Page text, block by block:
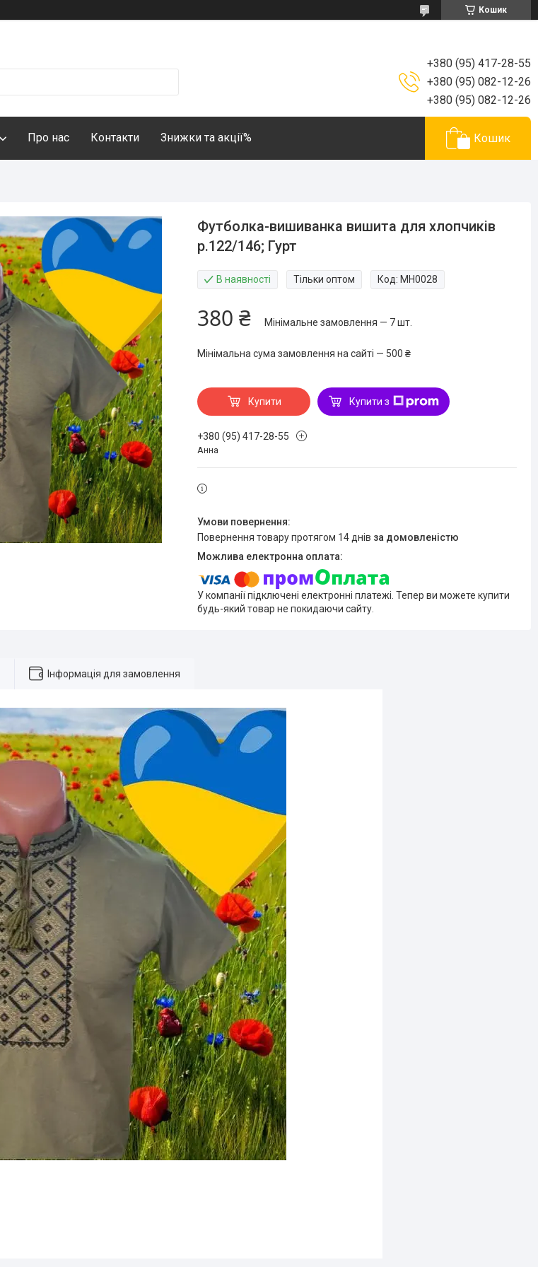
Кошик
+380 (95) 417-28-55
+380 (95) 082-12-26
+380 (95) 082-12-26
Про нас Контакти Знижки та акції% Кошик
Футболка-вишиванка вишита для хлопчиків
р.122/146; Гурт
В наявності Тільки оптом Код: MH0028
380 ₴ Мінімальне замовлення — 7 шт.
Мінімальна сума замовлення на сайті — 500 ₴
Купити Купити з
+380 (95) 417-28-55
Анна
повернення товару протягом 14 днів за домовленістю
У компанії підключені електронні платежі. Тепер ви можете купити
будь-який товар не покидаючи сайту.
Інформація для замовлення